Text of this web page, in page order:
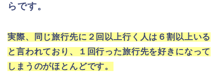
らです。
実際、同じ旅行先に２回以上行く人は６割以上いる
と言われており、１回行った旅行先を好きになって
しまうのがほとんどです。